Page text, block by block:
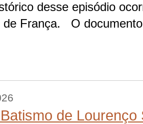
desse episódio
de França. O
de Lourenço